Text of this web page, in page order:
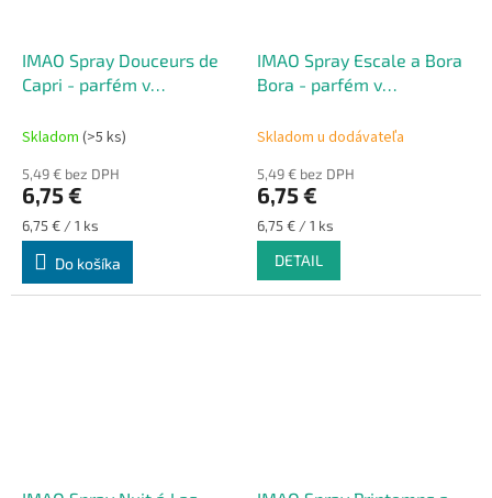
IMAO Spray Douceurs de
Capri - parfém v
strieknutí
Skladom (>5 ks)
5,49 € bez DPH
6,75 €
Jednotková
cena:
6,75 € / 1 ks
Do košíka
IMAO Spray Escale a Bora
Bora - parfém v
strieknutí
Skladom u dodávateľa
5,49 € bez DPH
6,75 €
Jednotková
cena:
6,75 € / 1 ks
DETAIL